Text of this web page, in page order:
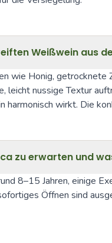
Weißwein aus
Honig,
leicht nussige Textur
wirkt. Die
zu erwarten und
8–15 Jahren, einige
Öffnen sind